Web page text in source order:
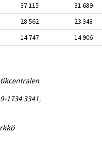
37 115
31 689
28 562
23 348
14 747 14 906
1734 3341,